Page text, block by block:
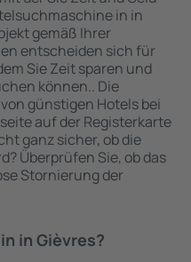
in in
gemäß Ihrer
entscheiden sich für
Sie Zeit sparen und
können.. Die
günstigen Hotels bei
auf der Registerkarte
ganz sicher, ob die
Überprüfen Sie, ob das
Stornierung der
in Gièvres?